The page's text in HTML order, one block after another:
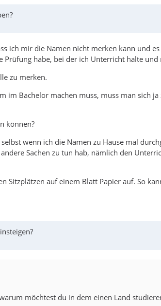
ich mir die Namen nicht merken kann und
habe, bei der ich Unterricht halte
zu merken.
im Bachelor machen muss, muss man sich
können?
wenn ich die Namen zu Hause mal
Sachen zu tun hab, nämlich den
Sitzplätzen auf einem Blatt Papier auf. So
möchtest du in dem einen Land